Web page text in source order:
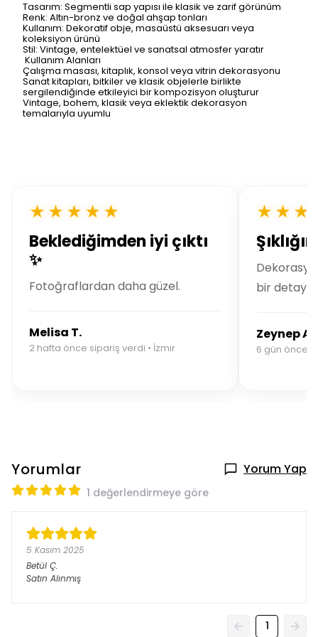
Tasarım: Segmentli sap yapısı ile klasik ve zarif görünüm
Renk: Altın-bronz ve doğal ahşap tonları
Kullanım: Dekoratif obje, masaüstü aksesuarı veya
koleksiyon ürünü
Stil: Vintage, entelektüel ve sanatsal atmosfer yaratır
Kullanım Alanları
Çalışma masası, kitaplık, konsol veya vitrin dekorasyonu
Sanat kitapları, bitkiler ve klasik objelerle birlikte
sergilendiğinde etkileyici bir kompozisyon oluşturur
Vintage, bohem, klasik veya eklektik dekorasyon
temalarıyla uyumlu
★★★★★
Beklediğimden iyi çıktı
✨
Fotoğraflardan daha güzel.
Melisa T.
2 hafta önce sipariş verdi • İzmir
bir detay.
Zeynep A.
6 gün önce
Yorumlar Yorum Yap
1 değerlendirmeye göre
5 Kasım 2025
Betül Ç.
Satın Alınmış
1